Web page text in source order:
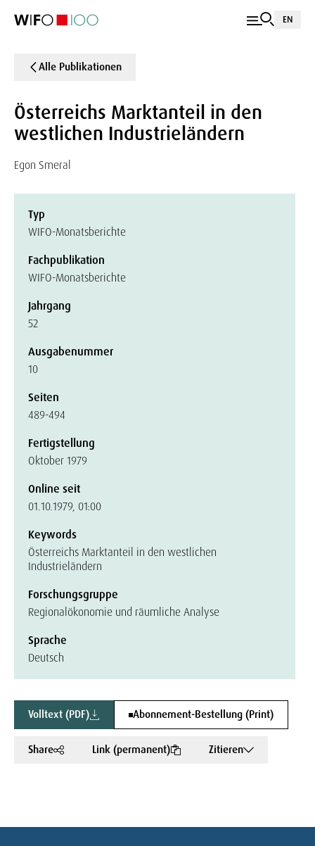
EN
Alle Publikationen
Österreichs Marktanteil in den
westlichen Industrieländern
Egon Smeral
Typ
WIFO-Monatsberichte
Fachpublikation
WIFO-Monatsberichte
Jahrgang
52
Ausgabenummer
10
Seiten
489-494
Fertigstellung
Oktober 1979
Online seit
01.10.1979, 01:00
Keywords
Österreichs Marktanteil in den westlichen
Industrieländern
Forschungsgruppe
Regionalökonomie und räumliche Analyse
Sprache
Deutsch
Volltext (PDF) Abonnement-Bestellung (Print)
Share Link (permanent) Zitieren